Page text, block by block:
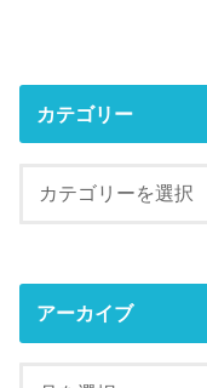
カテゴリー
アーカイブ